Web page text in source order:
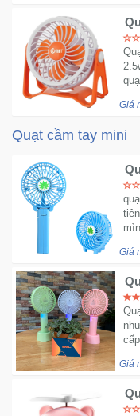
Kiện
Nhà
Và
Sống
Văn
Phòng
Sức
Khỏe
-
Giá
Quạt cầm tay mini
rẻ
Giá
túi
Giá